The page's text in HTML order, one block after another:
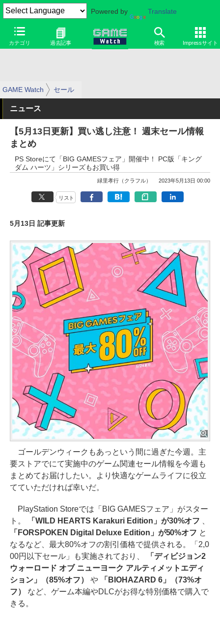
Powered by Translate
カテゴリ 過去記事 検索 Impressサイト
GAME Watch セール
ニュース
【5月13日更新】買い逃し注意！ 週末セール情報
まとめ
PS Storeにて「BIG GAMESフェア」開催中！ PC版「キング
ダム ハーツ」シリーズもお買い得
緑里孝行（クラフル） 2023年5月13日 00:00
リスト
5月13日 記事更新
ゴールデンウィークもあっという間に過ぎた今週。主
要ストアでにて実施中のゲーム関連セール情報を今週も
まとめてお届けしたい。より快適なゲームライフに役立
てていただければ幸いだ。
PlayStation Storeでは「BIG GAMESフェア」がスター
ト。
「WILD HEARTS Karakuri Edition」が30%オフ
「FORSPOKEN Digital Deluxe Edition」が50%オフ と
なるなど、最大80%オフの割引価格で提供される。「2,0
00円以下セール」も実施されており、
「ディビジョン2
ウォーロード オブ ニューヨーク アルティメットエディ
ション」（85%オフ） や
「BIOHAZARD 6」（73%オ
フ） など、ゲーム本編やDLCがお得な特別価格で購入で
きる。